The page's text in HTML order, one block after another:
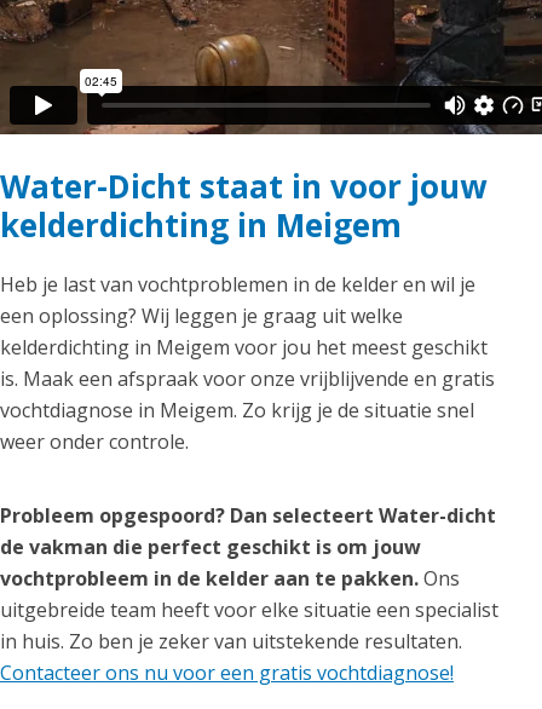
Water-Dicht staat in voor jouw
kelderdichting in Meigem
Heb je last van vochtproblemen in de kelder en wil je
een oplossing? Wij leggen je graag uit welke
kelderdichting in Meigem voor jou het meest geschikt
is. Maak een afspraak voor onze vrijblijvende en gratis
vochtdiagnose in Meigem. Zo krijg je de situatie snel
weer onder controle.
Probleem opgespoord? Dan selecteert Water-dicht
de vakman die perfect geschikt is om jouw
vochtprobleem in de kelder aan te pakken.Ons
uitgebreide team heeft voor elke situatie een specialist
in huis. Zo ben je zeker van uitstekende resultaten.
Contacteer ons nu voor een gratis vochtdiagnose!